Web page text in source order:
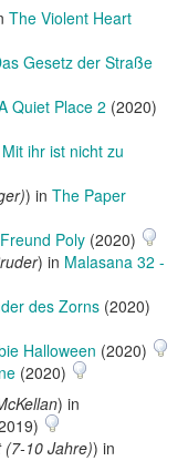
The Violent Heart
Gesetz der Straße
Quiet Place 2 (2020)
ihr ist nicht zu
) in The Paper
Poly (2020)
) in Malasana 32 -
des Zorns (2020)
Halloween (2020)
(2020)
) in
(7-10 Jahre)) in